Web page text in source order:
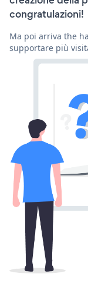
congratulazioni!
Ma poi arriva the
supportare più